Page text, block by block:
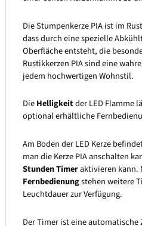
Die Stumpenkerze PIA ist im
dass durch eine spezielle
Oberfläche entsteht, die
Rustikkerzen PIA sind eine
jedem hochwertigen Wohnstil.
DieHelligkeitder LED Flamme
optional erhältliche
Am Boden der LED Kerze
man die Kerze PIA anschalten
Stunden Timeraktivieren kann.
Fernbedienungstehen weitere
Leuchtdauer zur Verfügung.
Der Timer ist eine